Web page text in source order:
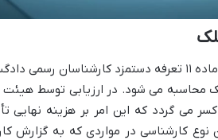
محاسبه می شود. در ارزیابی توسط هیئت
می گردد که این امر بر هزینه نهایی
نوع کارشناسی در مواردی که به گزارش